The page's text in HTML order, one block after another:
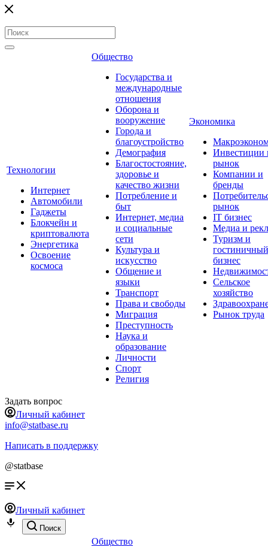
Технологии
Интернет
Автомобили
Гаджеты
Блокчейн и
криптовалюта
Энергетика
Освоение
космоса
Общество
Государства и
международные
отношения
Оборона и
вооружение
Города и
благоустройство
Демография
Благостостояние,
здоровье и
качество жизни
Потребление и
быт
Интернет, медиа
и социальные
сети
Культура и
искусство
Общение и
языки
Транспорт
Права и свободы
Миграция
Преступность
Наука и
образование
Личности
Спорт
Религия
Экономика
Инвестиции
рынок
Компании и
бренды
рынок
IT бизнес
Медиа и
Туризм и
гостиничный
бизнес
Сельское
хозяйство
Рынок труда
Задать вопрос
Личный кабинет
info@statbase.ru
Написать в поддержку
@statbase
Личный кабинет
Поиск
Общество